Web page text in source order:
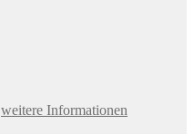
weitere Informationen